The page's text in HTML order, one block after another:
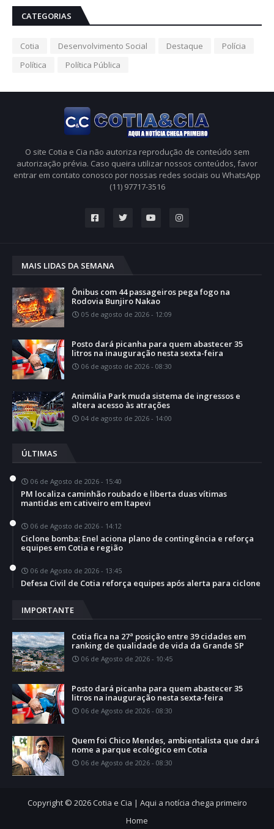
CATEGORIAS
Cotia Desenvolvimento Social Destaque
Polícia
Política
Política Pública
O site Cotia e Cia não autoriza reprodução de conteúdo sem
autorização prévia. Caso queira utilizar nossos conteúdos, favor
entrar em contato conosco por nossas redes sociais ou WhatsApp
(11) 97717-3516
MAIS LIDAS DA SEMANA
Ônibus com 44 passageiros pega fogo na
Rodovia Bunjiro Nakao
05 de agosto de 2026 - 12:09
Posto dará picanha para quem abastecer 35
litros na inauguração nesta sexta-feira
06 de agosto de 2026 - 08:30
Animália Park muda sistema de ingressos e
altera acesso às atrações
04 de agosto de 2026 - 14:00
ÚLTIMAS
06 de Agosto de 2026 - 15:40
PM localiza caminhão roubado e liberta duas vítimas
mantidas em cativeiro em Itapevi
06 de Agosto de 2026 - 14:12
Ciclone bomba: Enel aciona plano de contingência e reforça
equipes em Cotia e região
06 de Agosto de 2026 - 13:45
Defesa Civil de Cotia reforça equipes após alerta para ciclone
IMPORTANTE
Cotia fica na 27ª posição entre 39 cidades em
ranking de qualidade de vida da Grande SP
06 de Agosto de 2026 - 10:45
Posto dará picanha para quem abastecer 35
litros na inauguração nesta sexta-feira
06 de Agosto de 2026 - 08:30
Quem foi Chico Mendes, ambientalista que dará
nome a parque ecológico em Cotia
06 de Agosto de 2026 - 08:30
Copyright © 2026Cotia e Cia | Aqui a notícia chega primeiro
Home